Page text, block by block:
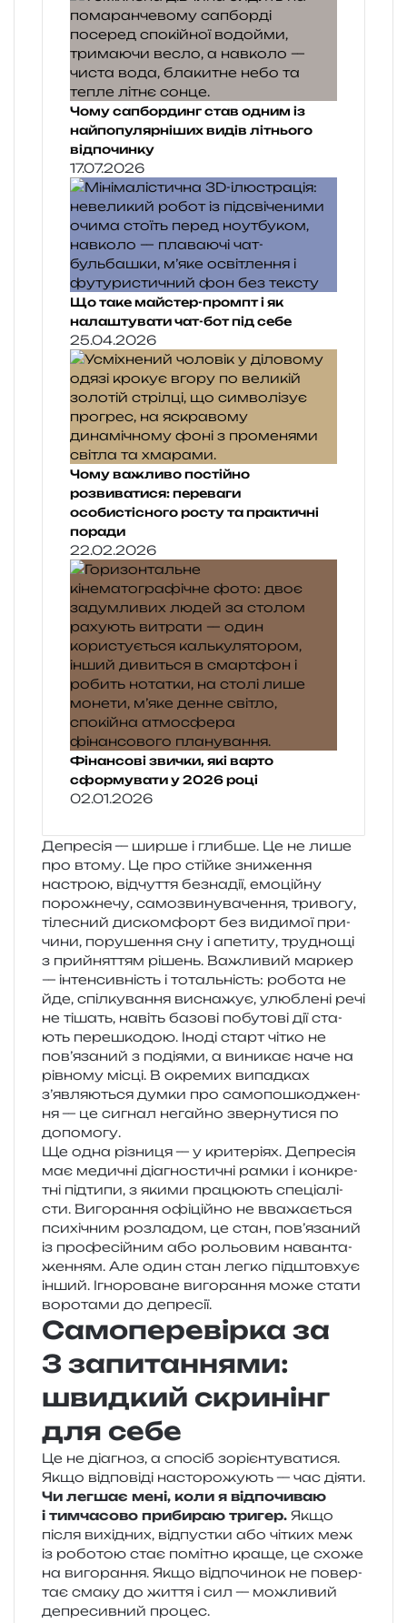
Чому сапбординг став одним із
найпопулярніших видів літнього
відпочинку
17.07.2026
Що таке майстер-промпт і як
налаштувати чат-бот під себе
25.04.2026
Чому важливо постійно
розвиватися: переваги
особистісного росту та практичні
поради
22.02.2026
Фінансові звички, які варто
сформувати у 2026 році
02.01.2026
Депресія — ширше і глиб­ше. Це не лише
про втому. Це про стій­ке зни­же­н­ня
настрою, від­чу­т­тя без­на­дії, емо­цій­ну
поро­жне­чу, само­зви­ну­ва­че­н­ня, три­во­гу,
тіле­сний дис­ком­форт без види­мої при­
чи­ни, пору­ше­н­ня сну і апе­ти­ту, тру­дно­щі
з прийня­т­тям рішень. Важливий мар­кер
— інтен­сив­ність і тоталь­ність: робо­та не
йде, спіл­ку­ва­н­ня висна­жує, улю­бле­ні речі
не тішать, навіть базо­ві побу­то­ві дії ста­
ють пере­шко­дою. Іноді старт чітко не
пов’язаний з поді­я­ми, а вини­кає наче на
рів­но­му місці. В окре­мих випад­ках
з’являються думки про само­по­шко­дже­н­
ня — це сигнал негай­но звер­ну­ти­ся по
допомогу.
Ще одна різни­ця — у кри­те­рі­ях. Депресія
має меди­чні діа­гно­сти­чні рамки і кон­кре­
тні під­ти­пи, з якими пра­цю­ють спе­ці­а­лі­
сти. Вигорання офі­цій­но не вва­жа­є­ться
пси­хі­чним роз­ла­дом, це стан, пов’язаний
із про­фе­сій­ним або рольо­вим наван­та­
же­н­ням. Але один стан легко під­штов­хує
інший. Ігнороване виго­ра­н­ня може стати
ворота­ми до депресії.
Самоперевірка за
3 запитаннями:
швидкий скринінг
для себе
Це не діа­гноз, а спо­сіб зорі­єн­ту­ва­ти­ся.
Якщо від­по­віді насто­ро­жу­ють — час діяти.
Чи лег­шає мені, коли я від­по­чи­ваю
і тим­ча­со­во при­би­раю три­гер. Якщо
після вихі­дних, від­пус­тки або чітких меж
із робо­тою стає помі­тно краще, це схоже
на виго­ра­н­ня. Якщо від­по­чи­нок не повер­
тає смаку до життя і сил — можли­вий
депре­сив­ний процес.